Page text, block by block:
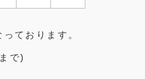
ております。
で)